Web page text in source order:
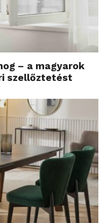
– a magyarok
szellőztetést